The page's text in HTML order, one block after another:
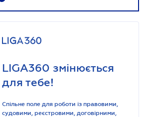
LIGA360 змінюється
для тебе!
Спільне поле для роботи із правовими,
судовими, реєстровими, договірними,